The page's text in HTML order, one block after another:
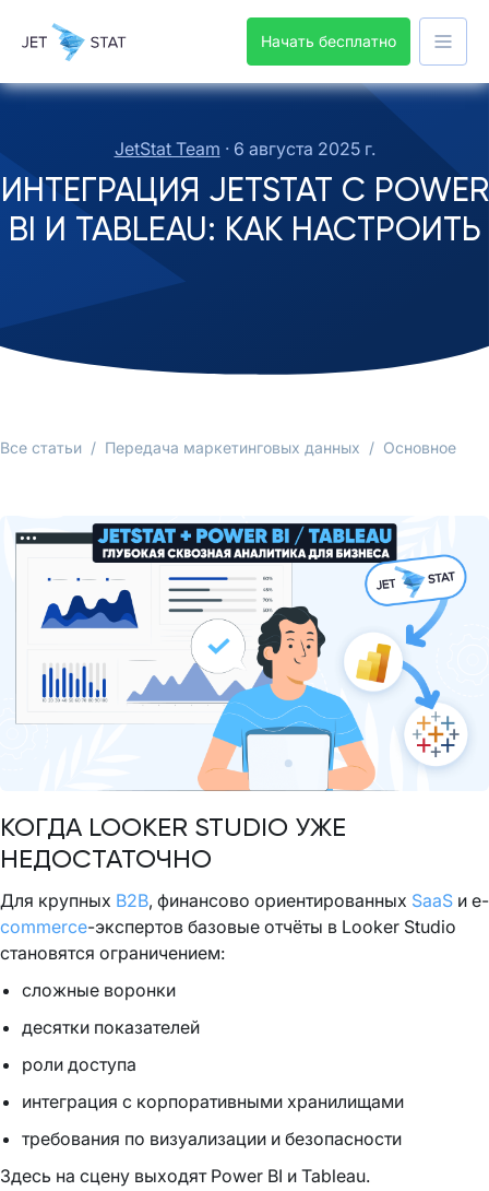
Начать бесплатно
JetStat Team · 6 августа 2025 г.
ИНТЕГРАЦИЯ JETSTAT С POWER
BI И TABLEAU: КАК НАСТРОИТЬ
Все статьи / Передача маркетинговых данных / Основное
КОГДА LOOKER STUDIO УЖЕ
НЕДОСТАТОЧНО
Для крупных B2B, финансово ориентированных SaaS и e-
commerce-экспертов базовые отчёты в Looker Studio
становятся ограничением:
сложные воронки
десятки показателей
роли доступа
интеграция с корпоративными хранилищами
требования по визуализации и безопасности
Здесь на сцену выходят Power BI и Tableau.